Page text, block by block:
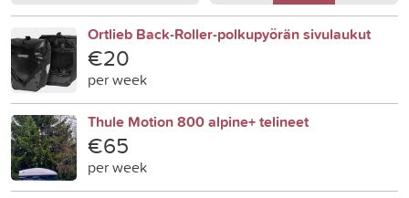
Ortlieb Back-Roller-polkupyörän sivulaukut
€20
per week
Thule Motion 800 alpine+ telineet
€65
per week